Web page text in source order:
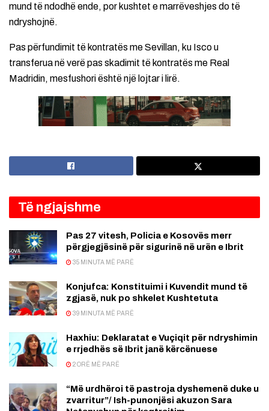
mund të ndodhë ende, por kushtet e marrëveshjes do të
ndryshojnë.
Pas përfundimit të kontratës me Sevillan, ku Isco u
transferua në verë pas skadimit të kontratës me Real
Madridin, mesfushori është një lojtar i lirë.
Të ngjajshme
Pas 27 vitesh, Policia e Kosovës merr
përgjegjësinë për sigurinë në urën e Ibrit
35 MINUTA MË PARË
Konjufca: Konstituimi i Kuvendit mund të
zgjasë, nuk po shkelet Kushtetuta
39 MINUTA MË PARË
Haxhiu: Deklaratat e Vuçiqit për ndryshimin
e rrjedhës së Ibrit janë kërcënuese
2 ORË MË PARË
“Më urdhëroi të pastroja dyshemenë duke u
zvarritur”/ Ish-punonjësi akuzon Sara